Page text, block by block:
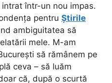
într-un nou impas.
pentru Știrile
ambiguitatea să
mele. M-am
să rămânem pe
ceva – să luăm
că, după o scurtă